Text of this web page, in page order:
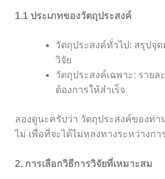
1.1 ประเภทของวัตถุประสงค์
วัตถุประสงค์ทั่วไป: สรุปจุ
วิจัย
วัตถุประสงค์เฉพาะ: รายล
ต้องการให้สำเร็จ
ลองดูนะครับว่า วัตถุประสงค์ของท่
ไม่ เพื่อที่จะได้ไม่หลงทางระหว่างกา
2. การเลือกวิธีการวิจัยที่เหมาะสม